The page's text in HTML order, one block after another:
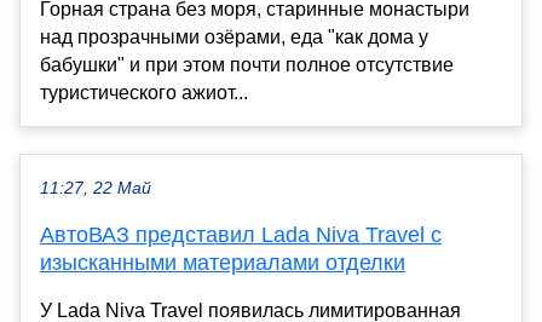
Горная страна без моря, старинные монастыри
над прозрачными озёрами, еда "как дома у
бабушки" и при этом почти полное отсутствие
туристического ажиот...
11:27, 22 Май
АвтоВАЗ представил Lada Niva Travel с
изысканными материалами отделки
У Lada Niva Travel появилась лимитированная